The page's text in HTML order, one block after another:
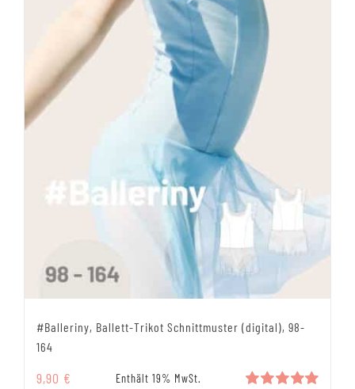
#Balleriny, Ballett-Trikot Schnittmuster (digital), 98-
164
9,90 € Enthält 19% MwSt.